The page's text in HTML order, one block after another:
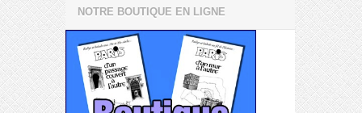
NOTRE BOUTIQUE EN LIGNE